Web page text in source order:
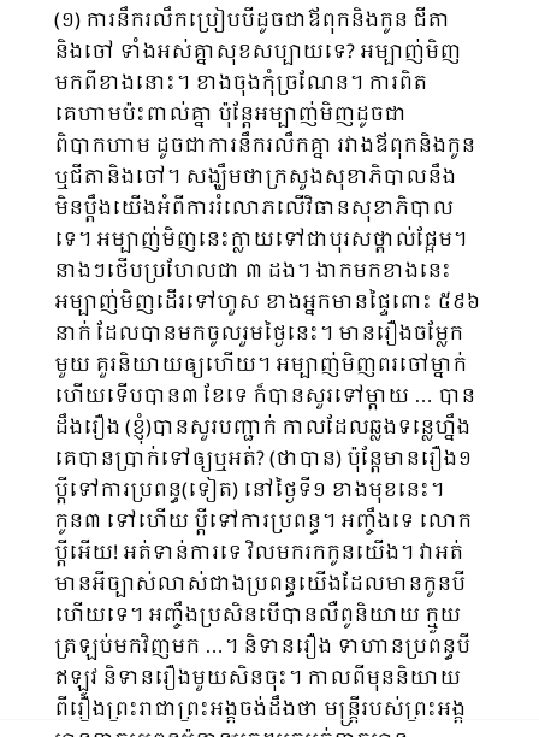
(១) ការនឹករលឹកប្រៀបបីដូចជាឪពុកនិងកូន ជីតា
និងចៅ ទាំងអស់គ្នាសុខសប្បាយទេ? អម្បាញ់មិញ
មកពីខាងនោះ។ ខាងចុងកុំច្រណែន។ ការពិត
គេហាមប៉ះពាល់គ្នា ប៉ុន្ដែអម្បាញ់មិញដូចជា
ពិបាកហាម ដូចជាការនឹករលឹក​គ្នា រវាងឪពុកនិងកូន
ឬជីតានិងចៅ។ សង្ឃឹមថាក្រ​សួងសុខាភិបាលនឹង
មិនប្ដឹងយើងអំពី​ការរំលោភលើវិធានសុខាភិបាល
ទេ។ អម្បាញ់មិញនេះក្លាយទៅជាបុរសថ្ពាល់ផ្អែម។
នាងៗថើបប្រហែលជា ៣ ដង។ ងាកមកខាងនេះ
អម្បាញ់មិញដើរទៅហួស ខាងអ្នកមានផ្ទៃពោះ ៥៩៦
នាក់ ដែលបានមកចូលរួម​ថ្ងៃនេះ។ មានរឿងចម្លែក
មួយ គួរនិយាយឲ្យហើយ។ អម្បាញ់មិញពរចៅម្នាក់
ហើយទើបបាន៣ ខែទេ ក៏បាន​សួរទៅម្ដាយ … បាន
ដឹងរឿង (ខ្ញុំ)បានសួរបញ្ជាក់ កាលដែលឆ្លងទន្លេហ្នឹង
គេបានប្រាក់ទៅឲ្យឬអត់? (ថាបាន) ប៉ុន្ដែមានរឿង១
ប្ដីទៅការប្រពន្ធ(ទៀត) នៅថ្ងៃទី១ ខាងមុខនេះ។
កូន៣ ទៅហើយ ប្ដីទៅការប្រពន្ធ។ អញ្ចឹងទេ លោក
ប្ដីអើយ! អត់ទាន់ការទេ វិលមករកកូនយើង។ វាអត់
មានអីច្បាស់លាស់ជាងប្រពន្ធយើងដែលមានកូនបី
ហើយ​ទេ​។ អញ្ចឹងប្រសិនបើបានលឺពូនិយាយ ក្មួយ
ត្រឡប់មកវិញមក …។ និទានរឿង ទាហានប្រពន្ធបី
ឥឡូវ និទានរឿងមួយសិនចុះ។ កាលពីមុននិយាយ
ពីរឿងព្រះរាជាព្រះអង្គចង់ដឹងថា មន្ដ្រីរបស់ព្រះអង្គ